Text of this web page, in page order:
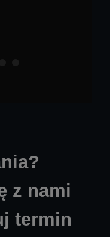
z nami
termin